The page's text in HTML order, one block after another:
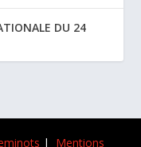
DU 24
| Mentions